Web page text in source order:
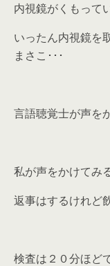
内視鏡がくもって
いったん内視鏡を
まさこ･･･
言語聴覚士が声を
私が声をかけてみ
返事はするけれど
検査は２０分ほど